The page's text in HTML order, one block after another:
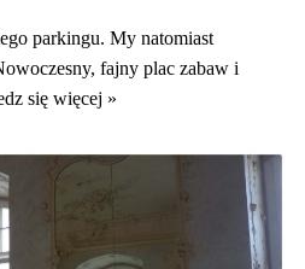
parkingu. My natomiast
fajny plac zabaw i
się więcej »